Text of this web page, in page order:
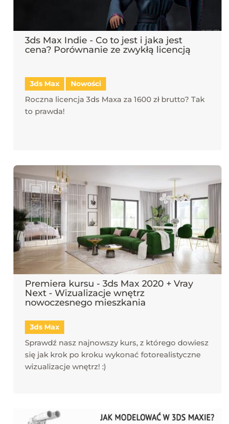
3ds Max Indie - Co to jest i jaka jest
cena? Porównanie ze zwykłą licencją
3ds Max Nowości
Roczna licencja 3ds Maxa za 1600 zł brutto? Tak
to prawda!
Premiera kursu - 3ds Max 2020 + Vray
Next - Wizualizacje wnętrz
nowoczesnego mieszkania
3ds Max
Sprawdź nasz najnowszy kurs, z którego dowiesz
się jak krok po kroku wykonać fotorealistyczne
wizualizacje wnętrz! :)